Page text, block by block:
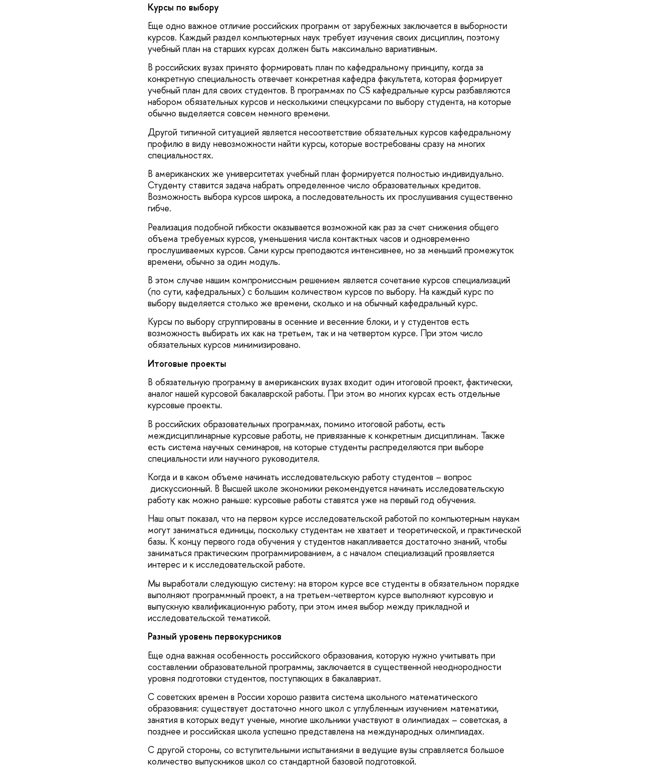
Курсы по выбору
Еще одно важное отличие российских программ от зарубежных заключается в выборности
курсов. Каждый раздел компьютерных наук требует изучения своих дисциплин, поэтому
учебный план на старших курсах должен быть максимально вариативным.
В российских вузах принято формировать план по кафедральному принципу, когда за
конкретную специальность отвечает конкретная кафедра факультета, которая формирует
учебный план для своих студентов. В программах по CS кафедральные курсы разбавляются
набором обязательных курсов и несколькими спецкурсами по выбору студента, на которые
обычно выделяется совсем немного времени.
Другой типичной ситуацией является несоответствие обязательных курсов кафедральному
профилю в виду невозможности найти курсы, которые востребованы сразу на многих
специальностях.
В американских же университетах учебный план формируется полностью индивидуально.
Студенту ставится задача набрать определенное число образовательных кредитов.
Возможность выбора курсов широка, а последовательность их прослушивания существенно
гибче.
Реализация подобной гибкости оказывается возможной как раз за счет снижения общего
объема требуемых курсов, уменьшения числа контактных часов и одновременно
прослушиваемых курсов. Сами курсы преподаются интенсивнее, но за меньший промежуток
времени, обычно за один модуль.
В этом случае нашим компромиссным решением является сочетание курсов специализаций
(по сути, кафедральных) с большим количеством курсов по выбору. На каждый курс по
выбору выделяется столько же времени, сколько и на обычный кафедральный курс.
Курсы по выбору сгруппированы в осенние и весенние блоки, и у студентов есть
возможность выбирать их как на третьем, так и на четвертом курсе. При этом число
обязательных курсов минимизировано.
Итоговые проекты
В обязательную программу в американских вузах входит один итоговой проект, фактически,
аналог нашей курсовой бакалаврской работы. При этом во многих курсах есть отдельные
курсовые проекты.
В российских образовательных программах, помимо итоговой работы, есть
междисциплинарные курсовые работы, не привязанные к конкретным дисциплинам. Также
есть система научных семинаров, на которые студенты распределяются при выборе
специальности или научного руководителя.
Когда и в каком объеме начинать исследовательскую работу студентов – вопрос
дискуссионный. В Высшей школе экономики рекомендуется начинать исследовательскую
работу как можно раньше: курсовые работы ставятся уже на первый год обучения.
Наш опыт показал, что на первом курсе исследовательской работой по компьютерным наукам
могут заниматься единицы, поскольку студентам не хватает и теоретической, и практической
базы. К концу первого года обучения у студентов накапливается достаточно знаний, чтобы
заниматься практическим программированием, а с началом специализаций проявляется
интерес и к исследовательской работе.
Мы выработали следующую систему: на втором курсе все студенты в обязательном порядке
выполняют программный проект, а на третьем-четвертом курсе выполняют курсовую и
выпускную квалификационную работу, при этом имея выбор между прикладной и
исследовательской тематикой.
Разный уровень первокурсников
Еще одна важная особенность российского образования, которую нужно учитывать при
составлении образовательной программы, заключается в существенной неоднородности
уровня подготовки студентов, поступающих в бакалавриат.
С советских времен в России хорошо развита система школьного математического
образования: существует достаточно много школ с углубленным изучением математики,
занятия в которых ведут ученые, многие школьники участвуют в олимпиадах – советская, а
позднее и российская школа успешно представлена на международных олимпиадах.
С другой стороны, со вступительными испытаниями в ведущие вузы справляется большое
количество выпускников школ со стандартной базовой подготовкой.